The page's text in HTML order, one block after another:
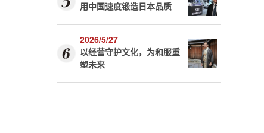
用中国速度锻造日本品质
2026/5/27
以经营守护文化，为和服重
塑未来